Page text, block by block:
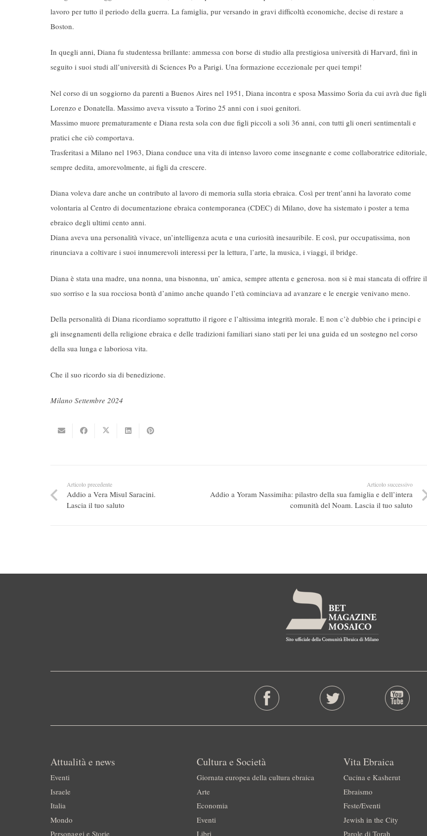
lavoro per tutto il periodo della guerra. La famiglia, pur versando in gravi difficoltà economiche, decise di restare a
Boston.
In quegli anni, Diana fu studentessa brillante: ammessa con borse di studio alla prestigiosa università di Harvard, finì in
seguito i suoi studi all’università di Sciences Po a Parigi. Una formazione eccezionale per quei tempi!
Nel corso di un soggiorno da parenti a Buenos Aires nel 1951, Diana incontra e sposa Massimo Soria da cui avrà due figli
Lorenzo e Donatella. Massimo aveva vissuto a Torino 25 anni con i suoi genitori.
Massimo muore prematuramente e Diana resta sola con due figli piccoli a soli 36 anni, con tutti gli oneri sentimentali e
pratici che ciò comportava.
Trasferitasi a Milano nel 1963, Diana conduce una vita di intenso lavoro come insegnante e come collaboratrice editoriale,
sempre dedita, amorevolmente, ai figli da crescere.
Diana voleva dare anche un contributo al lavoro di memoria sulla storia ebraica. Così per trent’anni ha lavorato come
volontaria al Centro di documentazione ebraica contemporanea (CDEC) di Milano, dove ha sistemato i poster a tema
ebraico degli ultimi cento anni.
Diana aveva una personalità vivace, un’intelligenza acuta e una curiosità inesauribile. E così, pur occupatissima, non
rinunciava a coltivare i suoi innumerevoli interessi per la lettura, l’arte, la musica, i viaggi, il bridge.
Diana è stata una madre, una nonna, una bisnonna, un’ amica, sempre attenta e generosa. non si è mai stancata di offrire il
suo sorriso e la sua rocciosa bontà d’animo anche quando l’età cominciava ad avanzare e le energie venivano meno.
Della personalità di Diana ricordiamo soprattutto il rigore e l’altissima integrità morale. E non c’è dubbio che i principi e
gli insegnamenti della religione ebraica e delle tradizioni familiari siano stati per lei una guida ed un sostegno nel corso
della sua lunga e laboriosa vita.
Che il suo ricordo sia di benedizione.
Milano Settembre 2024
Articolo precedente
Addio a Vera Misul Saracini.
Lascia il tuo saluto
Articolo successivo
Addio a Yoram Nassimiha: pilastro della sua famiglia e dell’intera
comunità del Noam. Lascia il tuo saluto
Attualità e news
Eventi
Israele
Italia
Mondo
Personaggi e Storie
Cultura e Società
Giornata europea della cultura ebraica
Arte
Economia
Eventi
Libri
Vita Ebraica
Cucina e Kasherut
Ebraismo
Feste/Eventi
Jewish in the City
Parole di Torah